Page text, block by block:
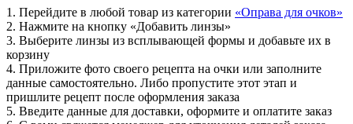
1. Перейдите в любой товар из категории «Оправа для очков»
2. Нажмите на кнопку «Добавить линзы»
3. Выберите линзы из всплывающей формы и добавьте их в
корзину
4. Приложите фото своего рецепта на очки или заполните
данные самостоятельно. Либо пропустите этот этап и
пришлите рецепт после оформления заказа
5. Введите данные для доставки, оформите и оплатите заказ